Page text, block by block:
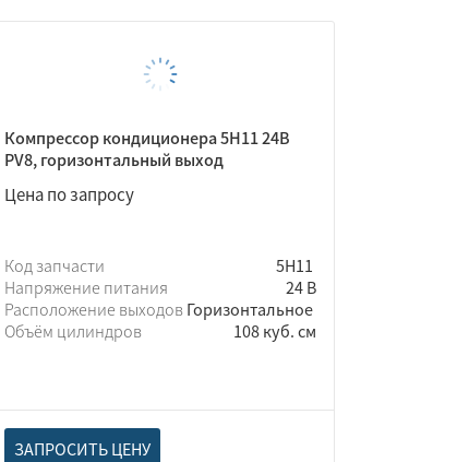
Компрессор кондиционера 5Н11 24В
PV8, горизонтальный выход
Цена по запросу
Код запчасти
5Н11
Напряжение питания
24 В
Расположение выходовГоризонтальное
Объём цилиндров
108 куб. см
ЗАПРОСИТЬ ЦЕНУ